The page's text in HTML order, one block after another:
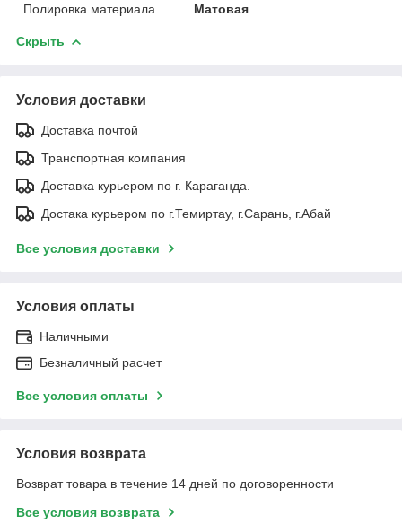
Полировка материала
Матовая
Скрыть
Условия доставки
Доставка почтой
Транспортная компания
Доставка курьером по г. Караганда.
Достака курьером по г.Темиртау, г.Сарань, г.Абай
Все условия доставки
Условия оплаты
Наличными
Безналичный расчет
Все условия оплаты
Условия возврата
Возврат товара в течение 14 дней по договоренности
Все условия возврата